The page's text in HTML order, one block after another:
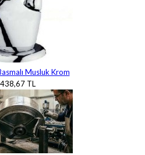
Musluk Krom
TL